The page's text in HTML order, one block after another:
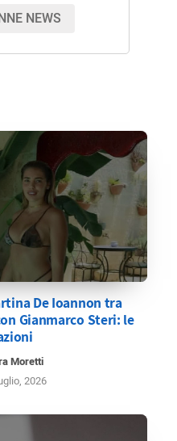
NEWS
De Ioannon tra
Gianmarco Steri: le
Moretti
2026